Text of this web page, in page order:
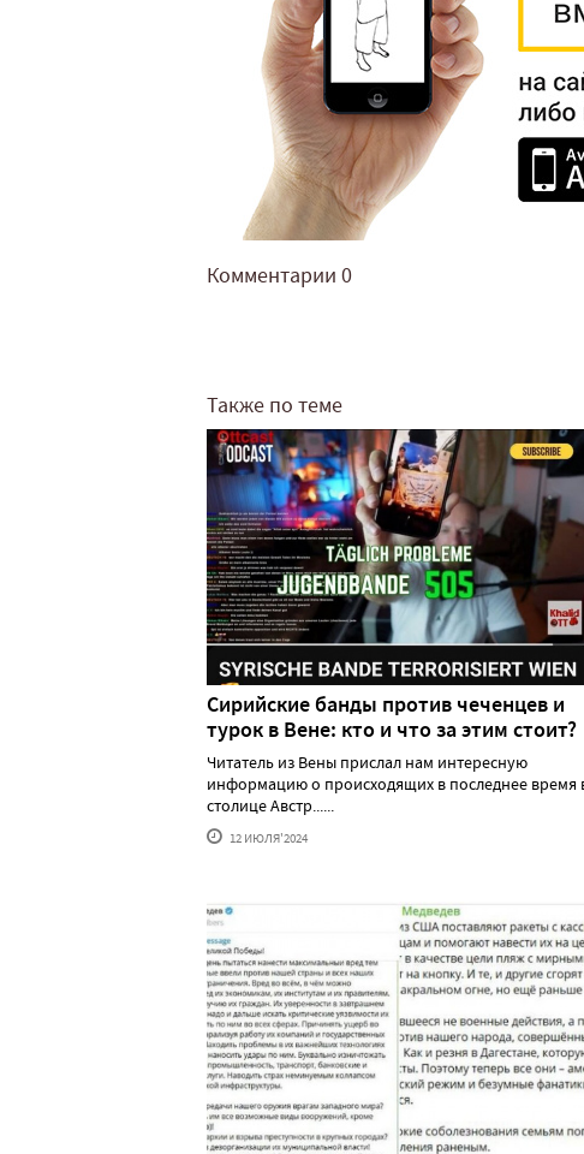
Комментарии 0
Также по теме
Сирийские банды против чеченцев и
турок в Вене: кто и что за этим стоит?
Читатель из Вены прислал нам интересную
информацию о происходящих в последнее время
столице Австр......
12 ИЮЛЯ'2024